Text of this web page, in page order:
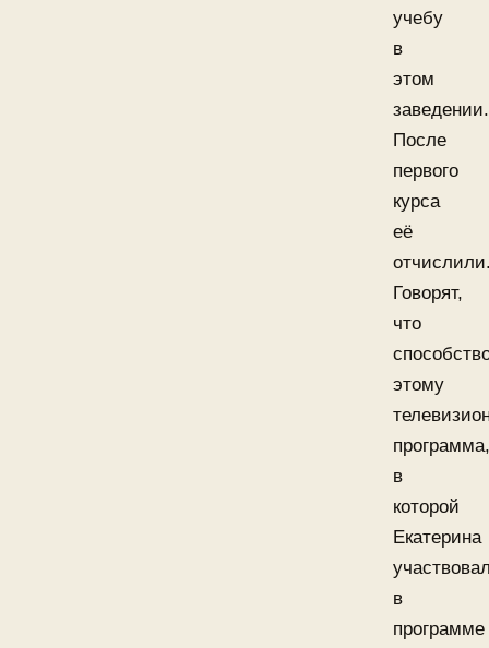
учебу
в
этом
заведении.
После
первого
курса
её
Говорят,
что
этому
программа,
в
которой
Екатерина
в
программе